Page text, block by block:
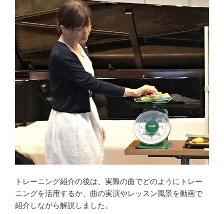
トレーニング紹介の後は、実際の曲でどのようにトレー
ニングを活用するか、曲の実演やレッスン風景を動画で
紹介しながら解説しました。